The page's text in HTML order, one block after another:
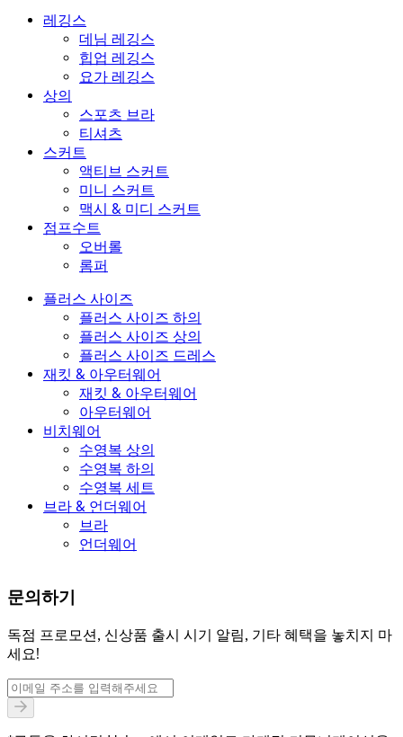
레깅스
데님 레깅스
힙업 레깅스
요가 레깅스
상의
스포츠 브라
티셔츠
스커트
액티브 스커트
미니 스커트
맥시 & 미디 스커트
점프수트
오버롤
롬퍼
플러스 사이즈
플러스 사이즈 하의
플러스 사이즈 상의
플러스 사이즈 드레스
재킷 & 아우터웨어
재킷 & 아우터웨어
아우터웨어
비치웨어
수영복 상의
수영복 하의
수영복 세트
브라 & 언더웨어
브라
언더웨어
문의하기
독점 프로모션, 신상품 출시 시기 알림, 기타 혜택을 놓치지 마
세요!